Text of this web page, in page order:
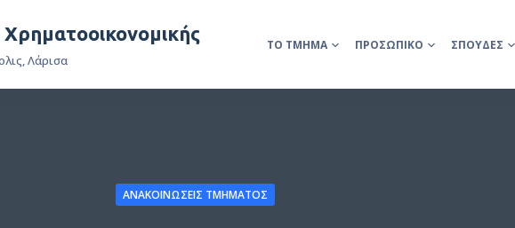
Λάρισα
ΤΟ ΤΜΉΜΑ ΠΡΟΣΩΠΙΚΌ ΣΠΟΥΔΈΣ
ΑΝΑΚΟΙΝΏΣΕΙΣ ΤΜΉΜΑΤΟΣ